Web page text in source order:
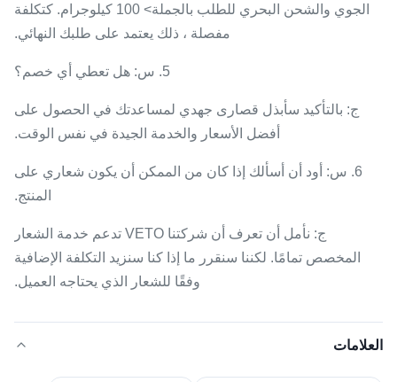
الجوي والشحن البحري للطلب بالجملة> 100 كيلوجرام. كتكلفة
مفصلة ، ذلك يعتمد على طلبك النهائي.
5. س: هل تعطي أي خصم؟
ج: بالتأكيد سأبذل قصارى جهدي لمساعدتك في الحصول على
أفضل الأسعار والخدمة الجيدة في نفس الوقت.
6. س: أود أن أسألك إذا كان من الممكن أن يكون شعاري على
المنتج.
ج: نأمل أن تعرف أن شركتنا VETO تدعم خدمة الشعار
المخصص تمامًا. لكننا سنقرر ما إذا كنا سنزيد التكلفة الإضافية
وفقًا للشعار الذي يحتاجه العميل.
العلامات